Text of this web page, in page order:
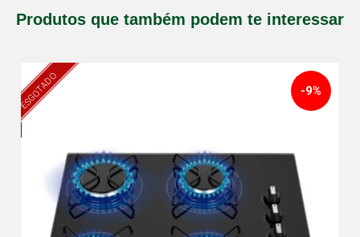
Produtos que também podem te interessar
ESGOTADO -9%